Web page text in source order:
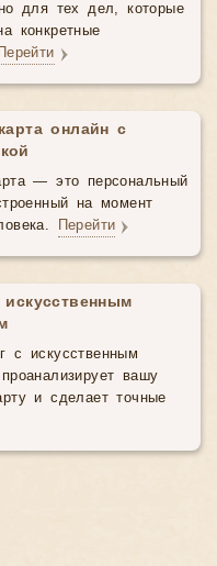
для тех дел, которые
конкретные
онлайн с
— это персональный
на момент
Перейти
с искусственным
вашу
и сделает точные